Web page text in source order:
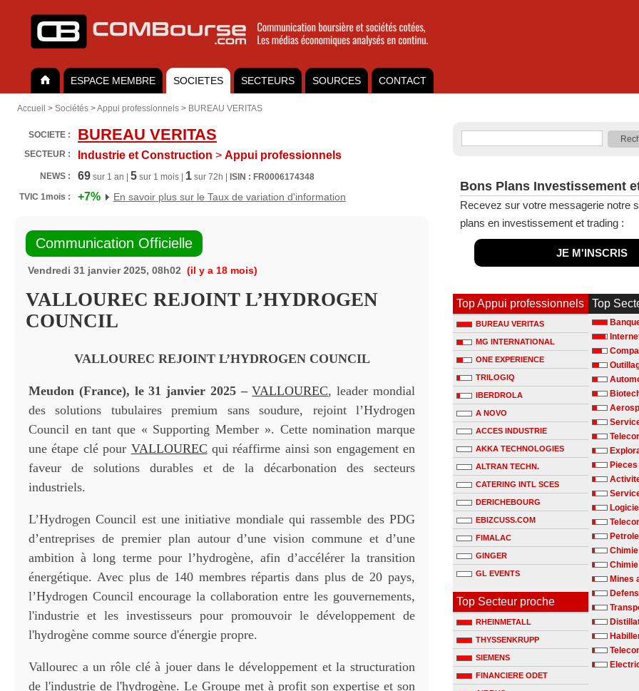
ESPACE MEMBRE SOCIETES SECTEURS SOURCES CONTACT
Accueil > Sociétés >Appui professionnels > BUREAU VERITAS
SOCIETE : BUREAU VERITAS
SECTEUR : Industrie et Construction > Appui professionnels
NEWS : 69 sur 1 an | 5 sur 1 mois | 1 sur 72h |
ISIN : FR0006174348
TVIC 1mois :
+7% En savoir plus sur le Taux de variation d'information
Communication Officielle
Vendredi 31 janvier 2025, 08h02 (il y a 18 mois)
VALLOUREC REJOINT L’HYDROGEN
COUNCIL
VALLOUREC REJOINT L’HYDROGEN COUNCIL
Meudon (France), le 31 janvier 2025 – VALLOUREC, leader mondial
des solutions tubulaires premium sans soudure, rejoint l’Hydrogen
Council en tant que « Supporting Member ». Cette nomination marque
une étape clé pour VALLOUREC qui réaffirme ainsi son engagement en
faveur de solutions durables et de la décarbonation des secteurs
industriels.
L’Hydrogen Council est une initiative mondiale qui rassemble des PDG
d’entreprises de premier plan autour d’une vision commune et d’une
ambition à long terme pour l’hydrogène, afin d’accélérer la transition
énergétique. Avec plus de 140 membres répartis dans plus de 20 pays,
l’Hydrogen Council encourage la collaboration entre les gouvernements,
l'industrie et les investisseurs pour promouvoir le développement de
l'hydrogène comme source d'énergie propre.
Vallourec a un rôle clé à jouer dans le développement et la structuration
de l'industrie de l'hydrogène. Le Groupe met à profit son expertise et son
Bons Plans Investissement
Recevez sur votre messagerie notre
plans en investissement et trading :
JE M'INSCRIS
Top Appui professionnels
BUREAU VERITAS
MG INTERNATIONAL
ONE EXPERIENCE
TRILOGIQ
IBERDROLA
A NOVO
ACCES INDUSTRIE
AKKA TECHNOLOGIES
ALTRAN TECHN.
CATERING INTL SCES
DERICHEBOURG
EBIZCUSS.COM
FIMALAC
GINGER
GL EVENTS
Top Secteur proche
RHEINMETALL
THYSSENKRUPP
SIEMENS
FINANCIERE ODET
Top
Mines